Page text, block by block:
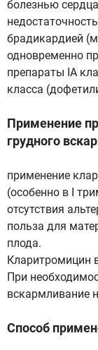
болезнью
брадикардией
одновременно
препараты IA
класса
Применение
грудного
применение
(особенно в I
отсутствия
польза для
плода.
Кларитромицин
При
вскармливание
Способ